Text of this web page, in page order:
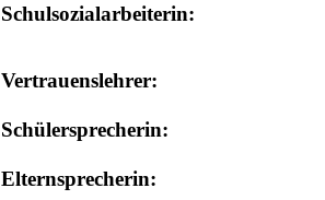
Schulsozialarbeiterin:
Vertrauenslehrer:
Schülersprecherin:
Elternsprecherin: